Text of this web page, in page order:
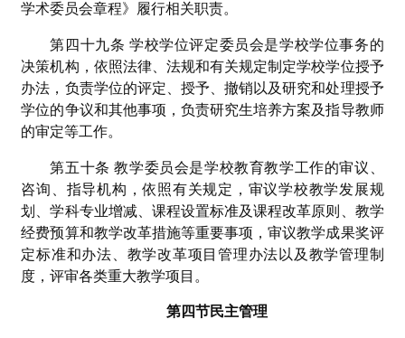
学术委员会章程》履行相关职责。
第四十九条 学校学位评定委员会是学校学位事务的
决策机构，依照法律、法规和有关规定制定学校学位授予
办法，负责学位的评定、授予、撤销以及研究和处理授予
学位的争议和其他事项，负责研究生培养方案及指导教师
的审定等工作。
第五十条 教学委员会是学校教育教学工作的审议、
咨询、指导机构，依照有关规定，审议学校教学发展规
划、学科专业增减、课程设置标准及课程改革原则、教学
经费预算和教学改革措施等重要事项，审议教学成果奖评
定标准和办法、教学改革项目管理办法以及教学管理制
度，评审各类重大教学项目。
第四节民主管理